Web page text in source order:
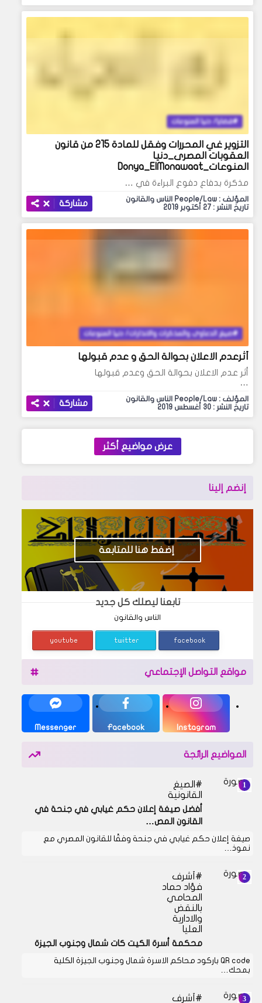
قضايا/ دنيا المنوعات
التزوير غي المحررات وفقل للمادة 215 من قانون
العقوبات المصرى_دنيا
المنوعات_Donya_ElMonawaat
مذكرة بدفاع دفوع البراءة في …
المؤلف : People/Law الناس والقانون
تاريخ النشر : 27 أكتوبر 2019
مشاركة
صيغ الدعاوى والمذكرات والانذارات/ دنيا المنوعات
أثرعدم الاعلان بحوالة الحق و عدم قبولها
أثر عدم الاعلان بحوالة الحق وعدم قبولها
…
المؤلف : People/Law الناس والقانون
تاريخ النشر : 30 أغسطس 2019
مشاركة
عرض مواضيع أكثر
إنضم إلينا
إضغط هنا للمتابعة
تابعنا ليصلك كل جديد
الناس والقانون
facebook
twitter
youtube
مواقع التواصل الإجتماعي
Instagram
Facebook
Messenger
المواضيع الرائجة
الصيغ
القانونية
أفضل صيغة إعلان حكم غيابي في جنحة في
القانون المص…
صيغة إعلان حكم غيابي في جنحة وفقًا للقانون المصري مع
نموذ…
أشرف
فؤاد حماد
المحامي
بالنقض
والادارية
العليا
محكمة أسرة الكيت كات شمال وجنوب الجيزة
QR code باركود محاكم الاسرة شمال وجنوب الجيزة الكلية
بمحك…
أشرف